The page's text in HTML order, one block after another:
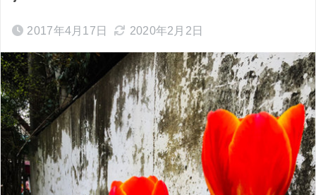
2017年4月17日 2020年2月2日